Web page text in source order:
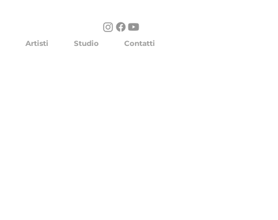
Artisti Studio Contatti